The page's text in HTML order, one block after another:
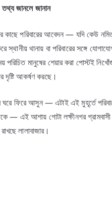
তথ্যজানলেজানান
কাছে পরিবারের আবেদন — যদি কেউ
থানায় বা পরিবারের সঙ্গে
মানুষের শেয়ার করা পোস্টই
দৃষ্টি আকর্ষণ করছে।
ফিরে আসুন — এটাই এই মুহূর্তে
থাকে — এই আশায় গোটা লক্ষীনগর
লালাবাজার।